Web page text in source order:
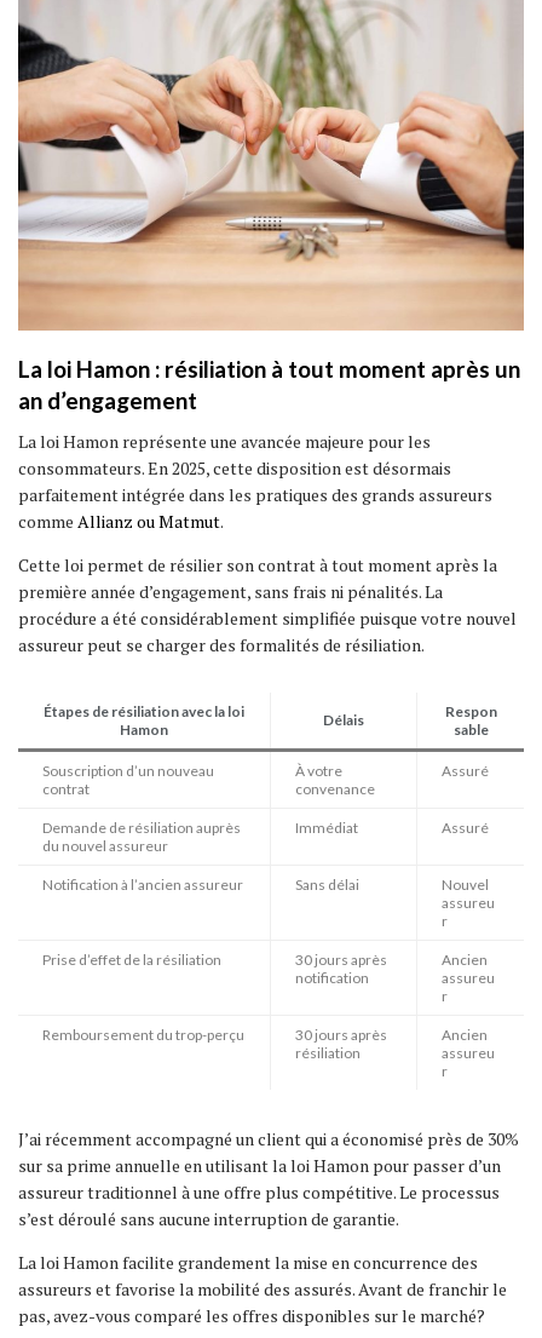
La loi Hamon : résiliation à tout moment après un
an d’engagement
La loi Hamon représente une avancée majeure pour les
consommateurs. En 2025, cette disposition est désormais
parfaitement intégrée dans les pratiques des grands assureurs
comme Allianz ou Matmut.
Cette loi permet de résilier son contrat à tout moment après la
première année d’engagement, sans frais ni pénalités. La
procédure a été considérablement simplifiée puisque votre nouvel
assureur peut se charger des formalités de résiliation.
Étapes de résiliation avec la loi
Hamon
Délais
Respon
sable
Souscription d’un nouveau
contrat
À votre
convenance
Assuré
Demande de résiliation auprès
du nouvel assureur
Immédiat Assuré
Notification à l’ancien assureur Sans délai
Nouvel
assureu
r
Prise d’effet de la résiliation
30 jours après
notification
Ancien
assureu
r
Remboursement du trop-perçu
30 jours après
résiliation
Ancien
assureu
r
J’ai récemment accompagné un client qui a économisé près de 30%
sur sa prime annuelle en utilisant la loi Hamon pour passer d’un
assureur traditionnel à une offre plus compétitive. Le processus
s’est déroulé sans aucune interruption de garantie.
La loi Hamon facilite grandement la mise en concurrence des
assureurs et favorise la mobilité des assurés. Avant de franchir le
pas, avez-vous comparé les offres disponibles sur le marché?